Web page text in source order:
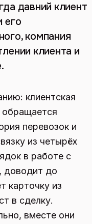
давний клиент
его
компания
клиента и
клиентская
обращается
перевозок и
из четырёх
в работе с
доводит до
карточку из
в сделку.
вместе они